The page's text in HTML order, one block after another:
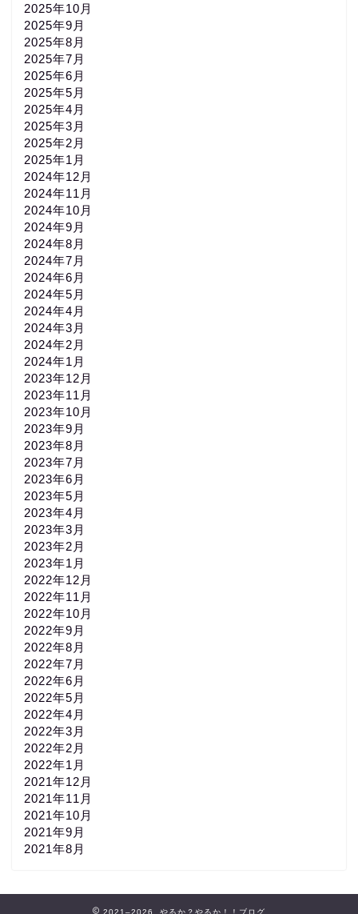
2025年10月
2025年9月
2025年8月
2025年7月
2025年6月
2025年5月
2025年4月
2025年3月
2025年2月
2025年1月
2024年12月
2024年11月
2024年10月
2024年9月
2024年8月
2024年7月
2024年6月
2024年5月
2024年4月
2024年3月
2024年2月
2024年1月
2023年12月
2023年11月
2023年10月
2023年9月
2023年8月
2023年7月
2023年6月
2023年5月
2023年4月
2023年3月
2023年2月
2023年1月
2022年12月
2022年11月
2022年10月
2022年9月
2022年8月
2022年7月
2022年6月
2022年5月
2022年4月
2022年3月
2022年2月
2022年1月
2021年12月
2021年11月
2021年10月
2021年9月
2021年8月
2021–2026 やるか？やるか！！ブログ